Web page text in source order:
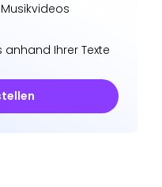
anhand Ihrer Texte